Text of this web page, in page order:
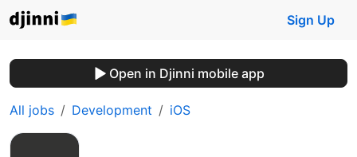
Sign Up
Open in Djinni mobile app
All jobs Development iOS